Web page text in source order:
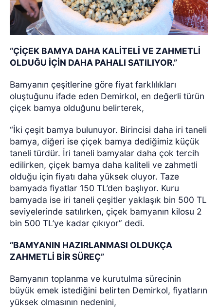
“ÇİÇEK BAMYA DAHA KALİTELİ VE ZAHMETLİ
OLDUĞU İÇİN DAHA PAHALI SATILIYOR.”
Bamyanın çeşitlerine göre fiyat farklılıkları
oluştuğunu ifade eden Demirkol, en değerli türün
çiçek bamya olduğunu belirterek,
“İki çeşit bamya bulunuyor. Birincisi daha iri taneli
bamya, diğeri ise çiçek bamya dediğimiz küçük
taneli türdür. İri taneli bamyalar daha çok tercih
edilirken, çiçek bamya daha kaliteli ve zahmetli
olduğu için fiyatı daha yüksek oluyor. Taze
bamyada fiyatlar 150 TL’den başlıyor. Kuru
bamyada ise iri taneli çeşitler yaklaşık bin 500 TL
seviyelerinde satılırken, çiçek bamyanın kilosu 2
bin 500 TL’ye kadar çıkıyor” dedi.
“BAMYANIN HAZIRLANMASI OLDUKÇA
ZAHMETLİ BİR SÜREÇ”
Bamyanın toplanma ve kurutulma sürecinin
büyük emek istediğini belirten Demirkol, fiyatların
yüksek olmasının nedenini,